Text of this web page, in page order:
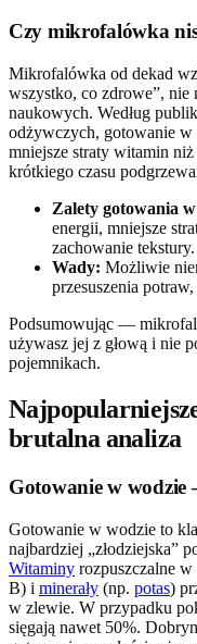
Czy mikrofalówka
Mikrofalówka od dekad
wszystko, co zdrowe”, nie
naukowych. Według
odżywczych, gotowanie
mniejsze straty witamin
krótkiego czasu
Zalety gotowania
energii, mniejsze
zachowanie tekstury.
Wady: Możliwie
przesuszenia
Podsumowując —
używasz jej z głową i nie
pojemnikach.
brutalna analiza
Gotowanie w wodzie
Gotowanie w wodzie to
najbardziej „złodziejska”
Witaminy rozpuszczalne
B) i minerały (np. potas)
w zlewie. W przypadku
sięgają nawet 50%.